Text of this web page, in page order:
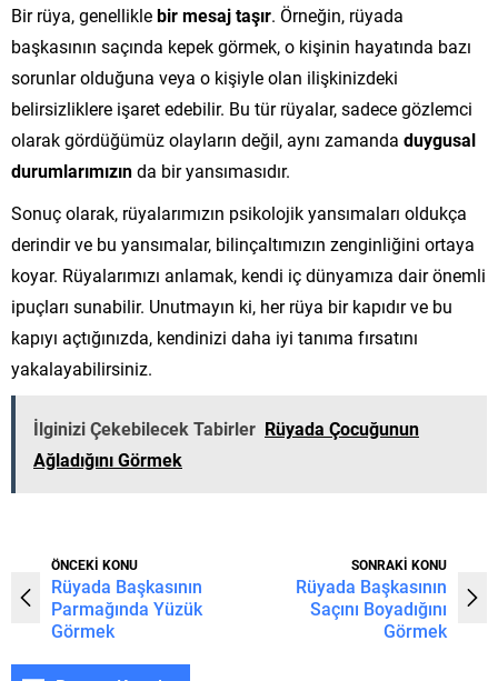
Bir rüya, genelliklebir mesaj taşır. Örneğin, rüyada
başkasının saçında kepek görmek, o kişinin hayatında bazı
sorunlar olduğuna veya o kişiyle olan ilişkinizdeki
belirsizliklere işaret edebilir. Bu tür rüyalar, sadece gözlemci
olarak gördüğümüz olayların değil, aynı zamanda duygusal
durumlarımızında bir yansımasıdır.
Sonuç olarak, rüyalarımızın psikolojik yansımaları oldukça
derindir ve bu yansımalar, bilinçaltımızın zenginliğini ortaya
koyar. Rüyalarımızı anlamak, kendi iç dünyamıza dair önemli
ipuçları sunabilir. Unutmayın ki, her rüya bir kapıdır ve bu
kapıyı açtığınızda, kendinizi daha iyi tanıma fırsatını
yakalayabilirsiniz.
İlginizi Çekebilecek Tabirler Rüyada Çocuğunun
Ağladığını Görmek
ÖNCEKİ KONU
Rüyada Başkasının
Parmağında Yüzük
Görmek
SONRAKİ KONU
Rüyada Başkasının
Saçını Boyadığını
Görmek